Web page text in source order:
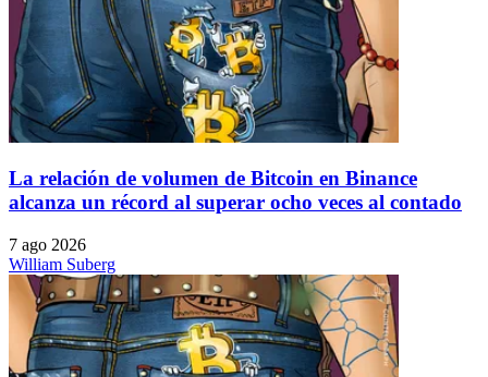
La relación de volumen de Bitcoin en Binance
alcanza un récord al superar ocho veces al contado
7 ago 2026
William Suberg